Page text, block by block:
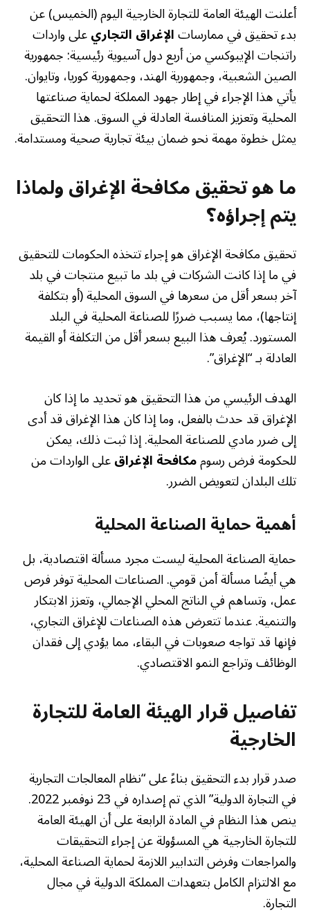
أعلنت الهيئة العامة للتجارة الخارجية اليوم (الخميس) عن
بدء تحقيق في ممارساتالإغراق التجاريعلى واردات
راتنجات الإيبوكسي من أربع دول آسيوية رئيسية: جمهورية
الصين الشعبية، وجمهورية الهند، وجمهورية كوريا، وتايوان.
يأتي هذا الإجراء في إطار جهود المملكة لحماية صناعتها
المحلية وتعزيز المنافسة العادلة في السوق. هذا التحقيق
يمثل خطوة مهمة نحو ضمان بيئة تجارية صحية ومستدامة.
ما هو تحقيق مكافحة الإغراق ولماذا
يتم إجراؤه؟
تحقيق مكافحة الإغراق هو إجراء تتخذه الحكومات للتحقيق
في ما إذا كانت الشركات في بلد ما تبيع منتجات في بلد
آخر بسعر أقل من سعرها في السوق المحلية (أو بتكلفة
إنتاجها)، مما يسبب ضررًا للصناعة المحلية في البلد
المستورد. يُعرف هذا البيع بسعر أقل من التكلفة أو القيمة
العادلة بـ “الإغراق”.
الهدف الرئيسي من هذا التحقيق هو تحديد ما إذا كان
الإغراق قد حدث بالفعل، وما إذا كان هذا الإغراق قد أدى
إلى ضرر مادي للصناعة المحلية. إذا ثبت ذلك، يمكن
للحكومة فرض رسوممكافحة الإغراقعلى الواردات من
تلك البلدان لتعويض الضرر.
أهمية حماية الصناعة المحلية
حماية الصناعة المحلية ليست مجرد مسألة اقتصادية، بل
هي أيضًا مسألة أمن قومي. الصناعات المحلية توفر فرص
عمل، وتساهم في الناتج المحلي الإجمالي، وتعزز الابتكار
والتنمية. عندما تتعرض هذه الصناعات للإغراق التجاري،
فإنها قد تواجه صعوبات في البقاء، مما يؤدي إلى فقدان
الوظائف وتراجع النمو الاقتصادي.
تفاصيل قرار الهيئة العامة للتجارة
الخارجية
صدر قرار بدء التحقيق بناءً على “نظام المعالجات التجارية
في التجارة الدولية” الذي تم إصداره في 23 نوفمبر 2022.
ينص هذا النظام في المادة الرابعة على أن الهيئة العامة
للتجارة الخارجية هي المسؤولة عن إجراء التحقيقات
والمراجعات وفرض التدابير اللازمة لحماية الصناعة المحلية،
مع الالتزام الكامل بتعهدات المملكة الدولية في مجال
التجارة.